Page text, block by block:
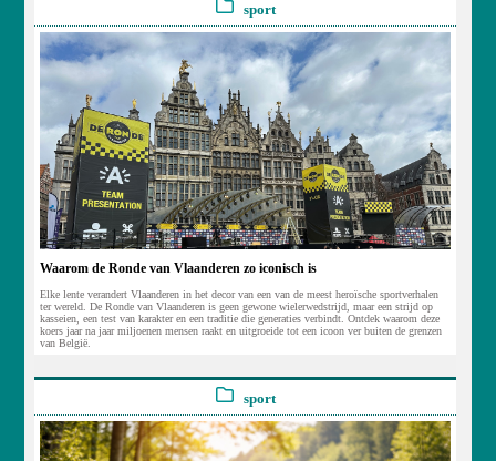
sport
Waarom de Ronde van Vlaanderen zo iconisch is
Elke lente verandert Vlaanderen in het decor van een van de meest heroïsche sportverhalen
ter wereld. De Ronde van Vlaanderen is geen gewone wielerwedstrijd, maar een strijd op
kasseien, een test van karakter en een traditie die generaties verbindt. Ontdek waarom deze
koers jaar na jaar miljoenen mensen raakt en uitgroeide tot een icoon ver buiten de grenzen
van België.
sport